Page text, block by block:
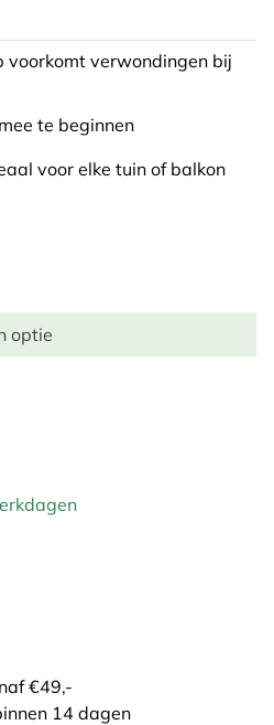
voorkomt verwondingen bij
te beginnen
voor elke tuin of balkon
optie
€49,-
14 dagen